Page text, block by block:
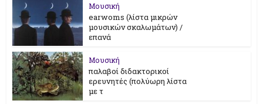
Μουσική
earwoms (λίστα μικρών
μουσικών σκαλωμάτων) /
επανά
Μουσική
παλαβοί διδακτορικοί
ερευνητές (πολύωρη λίστα
με τ